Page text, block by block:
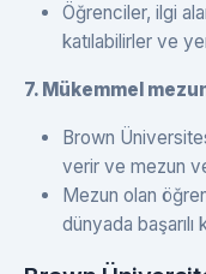
Öğrenciler, ilgi
katılabilirler ve
7. Mükemmel
Brown
verir ve mezun
Mezun olan
dünyada